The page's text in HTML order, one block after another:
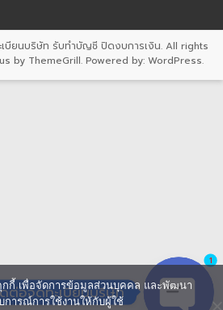
เบียนบริษัท รับทำบัญชี ปิดงบการเงิน. All rights
by ThemeGrill. Powered by:WordPress.
กี้ เพื่อจัดการข้อมูลส่วนบุคคล และพัฒนา
การณ์การใช้งานให้กับผู้ใช้
ต่อจดทะเบียนบริษัท
1